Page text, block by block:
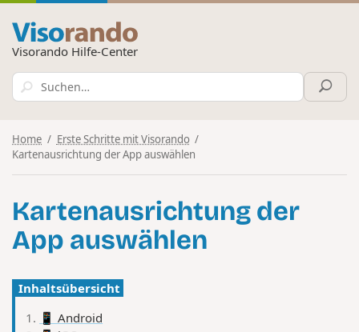
Visorando Hilfe-Center
Home
Erste Schritte mit Visorando
Kartenausrichtung der App auswählen
Kartenausrichtung der
App auswählen
Inhaltsübersicht
📱 Android